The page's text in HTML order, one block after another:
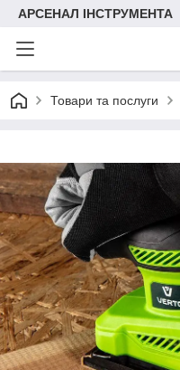
АРСЕНАЛ ІНСТРУМЕНТА
Товари та послуги